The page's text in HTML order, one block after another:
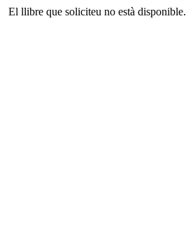
El llibre que soliciteu no està disponible.